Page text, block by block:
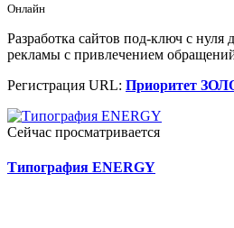
Онлайн
Разработка сайтов под-ключ с
рекламы с привлечением
Регистрация URL: Приоритет
Сейчас просматривается
Типография ENERGY